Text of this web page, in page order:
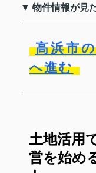
▼ 物件情報が見
高浜市
へ進む
土地活用
営を始め